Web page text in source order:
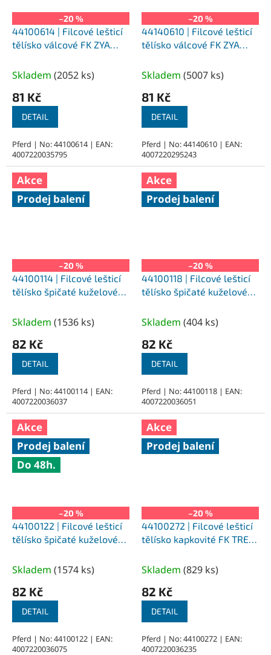
–20 %
44100614 | Filcové lešticí
tělísko válcové FK ZYA
Skladem (2052 ks)
81 Kč
DETAIL
Pferd | No: 44100614 | EAN:
4007220035795
–20 %
44140610 | Filcové lešticí
tělísko válcové FK ZYA
tvrdé)
Skladem (5007 ks)
81 Kč
DETAIL
Pferd | No: 44140610 | EAN:
4007220295243
Akce
Prodej balení
–20 %
44100114 | Filcové lešticí
tělísko špičaté kuželové
(tvrdé)
Skladem (1536 ks)
82 Kč
DETAIL
Pferd | No: 44100114 | EAN:
4007220036037
Akce
Prodej balení
–20 %
44100118 | Filcové lešticí
tělísko špičaté kuželové
(středně tvrdé)
Skladem (404 ks)
82 Kč
DETAIL
Pferd | No: 44100118 | EAN:
4007220036051
Akce
Prodej balení
Do 48h.
–20 %
44100122 | Filcové lešticí
tělísko špičaté kuželové
(tvrdé)
Skladem (1574 ks)
82 Kč
DETAIL
Pferd | No: 44100122 | EAN:
4007220036075
Akce
Prodej balení
–20 %
44100272 | Filcové lešticí
tělísko kapkovité FK TRE
tvrdé)
Skladem (829 ks)
82 Kč
DETAIL
Pferd | No: 44100272 | EAN:
4007220036235